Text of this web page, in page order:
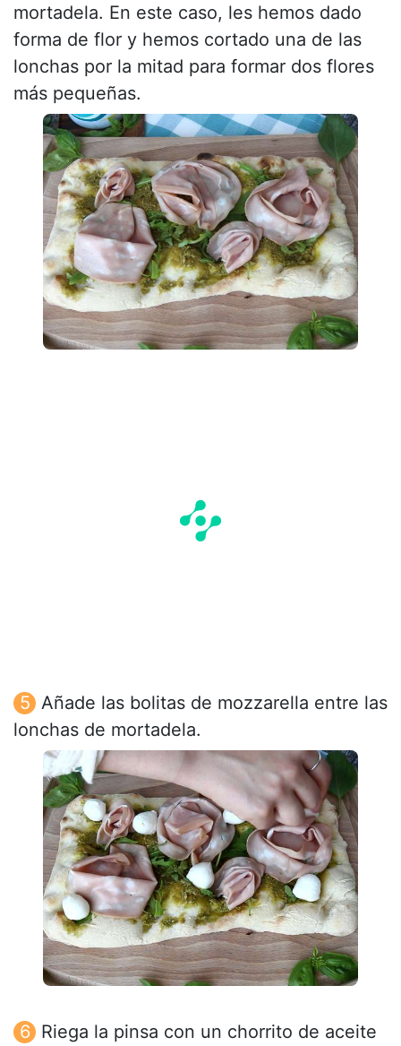
mortadela. En este caso, les hemos dado
forma de flor y hemos cortado una de las
lonchas por la mitad para formar dos flores
más pequeñas.
Añade las bolitas de mozzarella entre las
lonchas de mortadela.
Riega la pinsa con un chorrito de aceite